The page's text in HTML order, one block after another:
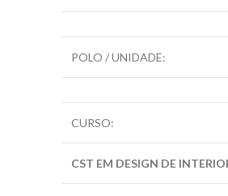
POLO / UNIDADE:
CURSO:
CST EM DESIGN DE